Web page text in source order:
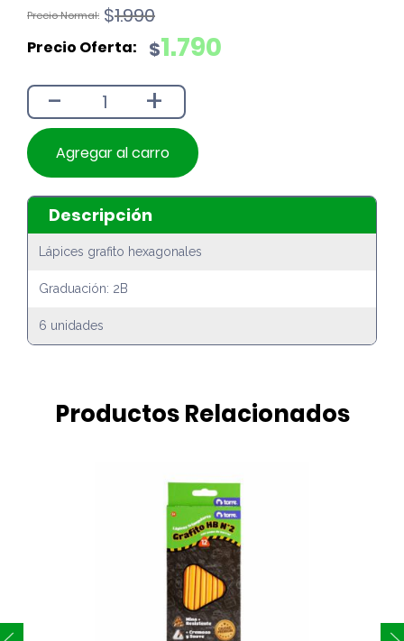
$1.990
El
original
$1.990.
$1.790
El
actual
$1.790.
- +
Agregar al carro
Descripción
Lápices grafito hexagonales
Graduación: 2B
6 unidades
Productos Relacionados